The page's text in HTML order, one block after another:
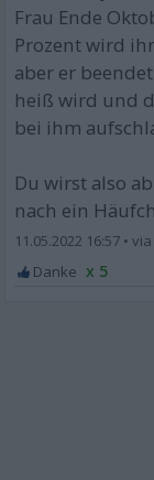
Frau Ende
Prozent wird
aber er
heiß wird und
bei ihm
Du wirst also
nach ein
11.05.2022 16:57 •
x 5